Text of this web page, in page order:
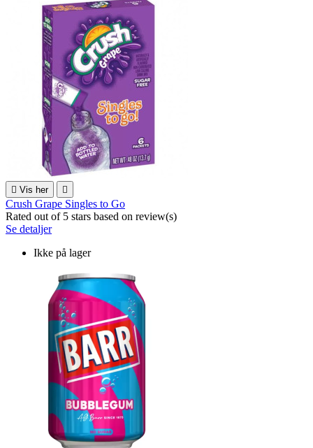
 Vis her 
Crush Grape Singles to Go
Rated out of 5 stars based on review(s)
Se detaljer
Ikke på lager